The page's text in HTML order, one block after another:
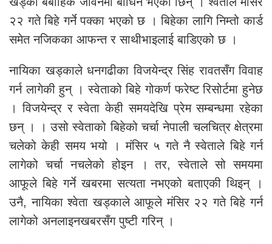
२२ गते बिहे गर्ने पक्का भएको छ । बिहेका लागि निम्तो कार्ड
समेत नजिकका आफन्त र साथीभाइलाई बाडिएको छ ।
नायिका खड्काले धनगढीका विजयेन्द्र सिंह रावतसँग विवाह
गर्न लागेकी हुन् । स्वेताको बिहे गोकर्ण फरेष्ट रिसोर्टमा हुनेछ
। विजयेन्द्र र स्वेता केही समयदेखि प्रेम सम्बन्धमा रहेका
छन् । । उसो स्वेताको बिहेको चर्चा नेपाली चलचित्र क्षेत्रमा
चलेको केही समय भयो । मंसिर ५ गते नै स्वेताले बिहे गर्न
लागेको चर्चा नचलेको होइन । तर, स्वेताले सो समयमा
आफूले बिहे गर्ने खबरमा सत्यता नभएको बताएकी थिइन् ।
उनै, नायिका श्वेता खड्काले आफूले मंसिर २२ गते बिहे गर्न
लागेको अनलाइनखबरसँग पुष्टी गरिन् ।